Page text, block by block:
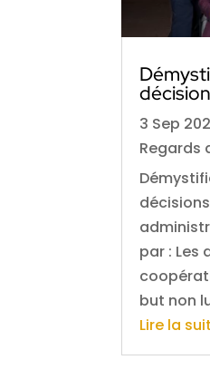
3 Sep
Regards
par : Les
but non
Lire la